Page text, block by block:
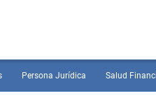
Persona Jurídica Salud